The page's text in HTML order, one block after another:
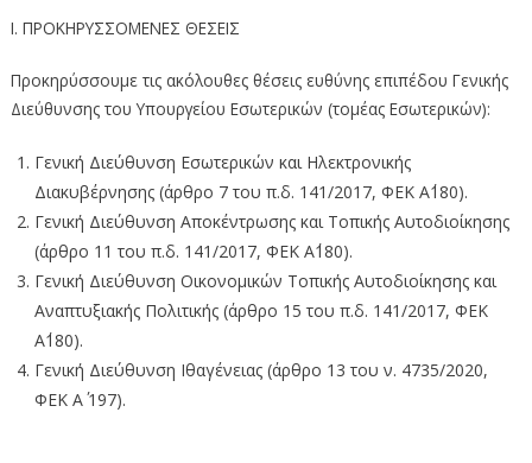
Ι. ΠΡΟΚΗΡΥΣΣΟΜΕΝΕΣ ΘΕΣΕΙΣ
Προκηρύσσουμε τις ακόλουθες θέσεις ευθύνης επιπέδου Γενικής
Διεύθυνσης του Υπουργείου Εσωτερικών (τομέας Εσωτερικών):
Γενική Διεύθυνση Εσωτερικών και Ηλεκτρονικής
Διακυβέρνησης (άρθρο 7 του π.δ. 141/2017, ΦΕΚ Α΄180).
Γενική Διεύθυνση Αποκέντρωσης και Τοπικής Αυτοδιοίκησης
(άρθρο 11 του π.δ. 141/2017, ΦΕΚ Α΄180).
Γενική Διεύθυνση Οικονομικών Τοπικής Αυτοδιοίκησης και
Αναπτυξιακής Πολιτικής (άρθρο 15 του π.δ. 141/2017, ΦΕΚ
Α΄180).
Γενική Διεύθυνση Ιθαγένειας (άρθρο 13 του ν. 4735/2020,
ΦΕΚ Α΄ 197).